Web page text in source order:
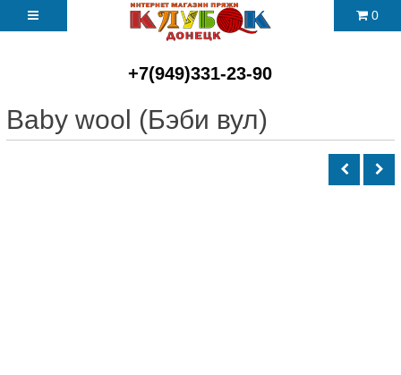
+7(949)331-23-90
0
Baby wool (Бэби вул)